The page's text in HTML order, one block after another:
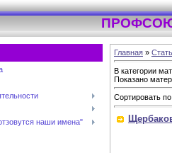
наши имена"
Главная »
В категории
Показано
Сортировать по